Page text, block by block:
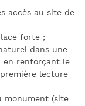
accès au site de
forte ;
dans une
en renforçant le
lecture
monument (site